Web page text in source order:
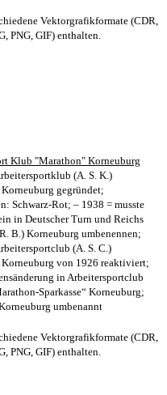
Vektorgrafikformate (CDR,
PNG, GIF) enthalten.
Klub "Marathon" Korneuburg
(A. S. K.)
Korneuburg gegründet;
Schwarz-Rot; – 1938 = musste
in Deutscher Turn und Reichs
B.) Korneuburg umbenennen;
(A. S. C.)
Korneuburg von 1926 reaktiviert;
in Arbeitersportclub
Sparkasse“ Korneuburg;
umbenannt
Vektorgrafikformate (CDR,
PNG, GIF) enthalten.